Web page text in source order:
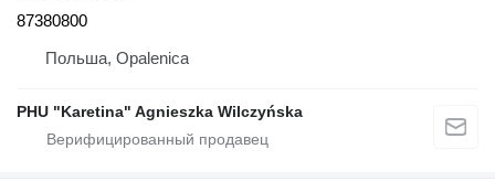
87380800
Польша, Opalenica
PHU "Karetina" Agnieszka Wilczyńska